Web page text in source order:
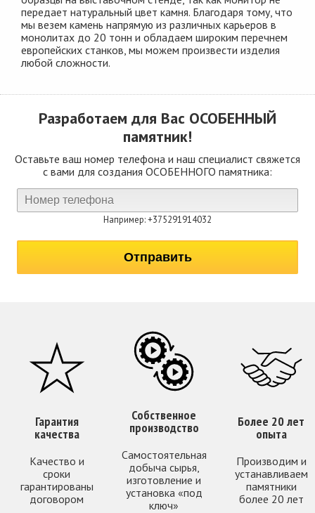
передает натуральный цвет камня. Благодаря тому, что
мы везем камень напрямую из различных карьеров в
монолитах до 20 тонн и обладаем широким перечнем
европейских станков, мы можем произвести изделия
любой сложности.
Разработаем для Вас ОСОБЕННЫЙ
памятник!
Оставьте ваш номер телефона и наш специалист свяжется
с вами для создания ОСОБЕННОГО памятника:
Например: +375291914032
Гарантия
качества
Качество и
сроки
гарантированы
договором
Собственное
производство
Самостоятельная
добыча сырья,
изготовление и
установка «под
ключ»
Более 20 лет
опыта
Производим и
устанавливаем
памятники
более 20 лет